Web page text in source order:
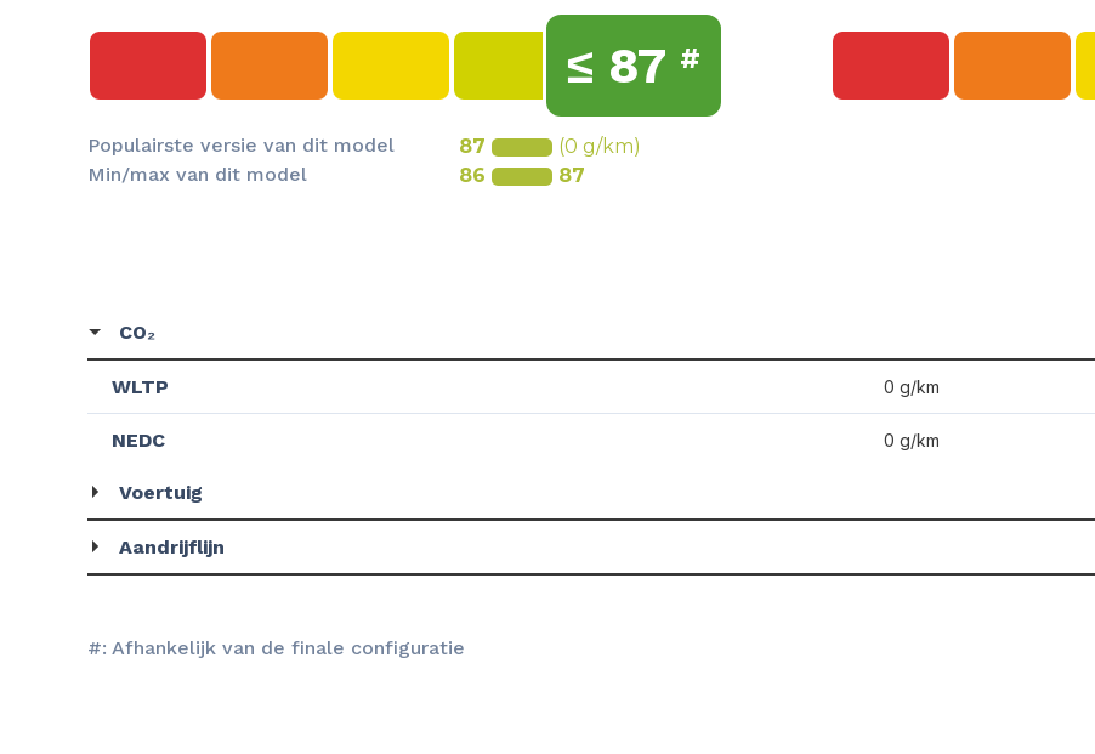
≤ 87 #
Populairste versie van dit model 87
(0 g/km)
Min/max van dit model
86 87
CO₂
WLTP 0 g/km
NEDC 0 g/km
Voertuig
Aandrijflijn
#: Afhankelijk van de finale configuratie